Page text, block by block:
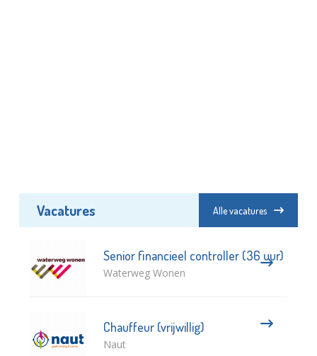
Vacatures Alle vacatures
Senior financieel controller (36 uur)
Waterweg Wonen
Chauffeur (vrijwillig)
Naut